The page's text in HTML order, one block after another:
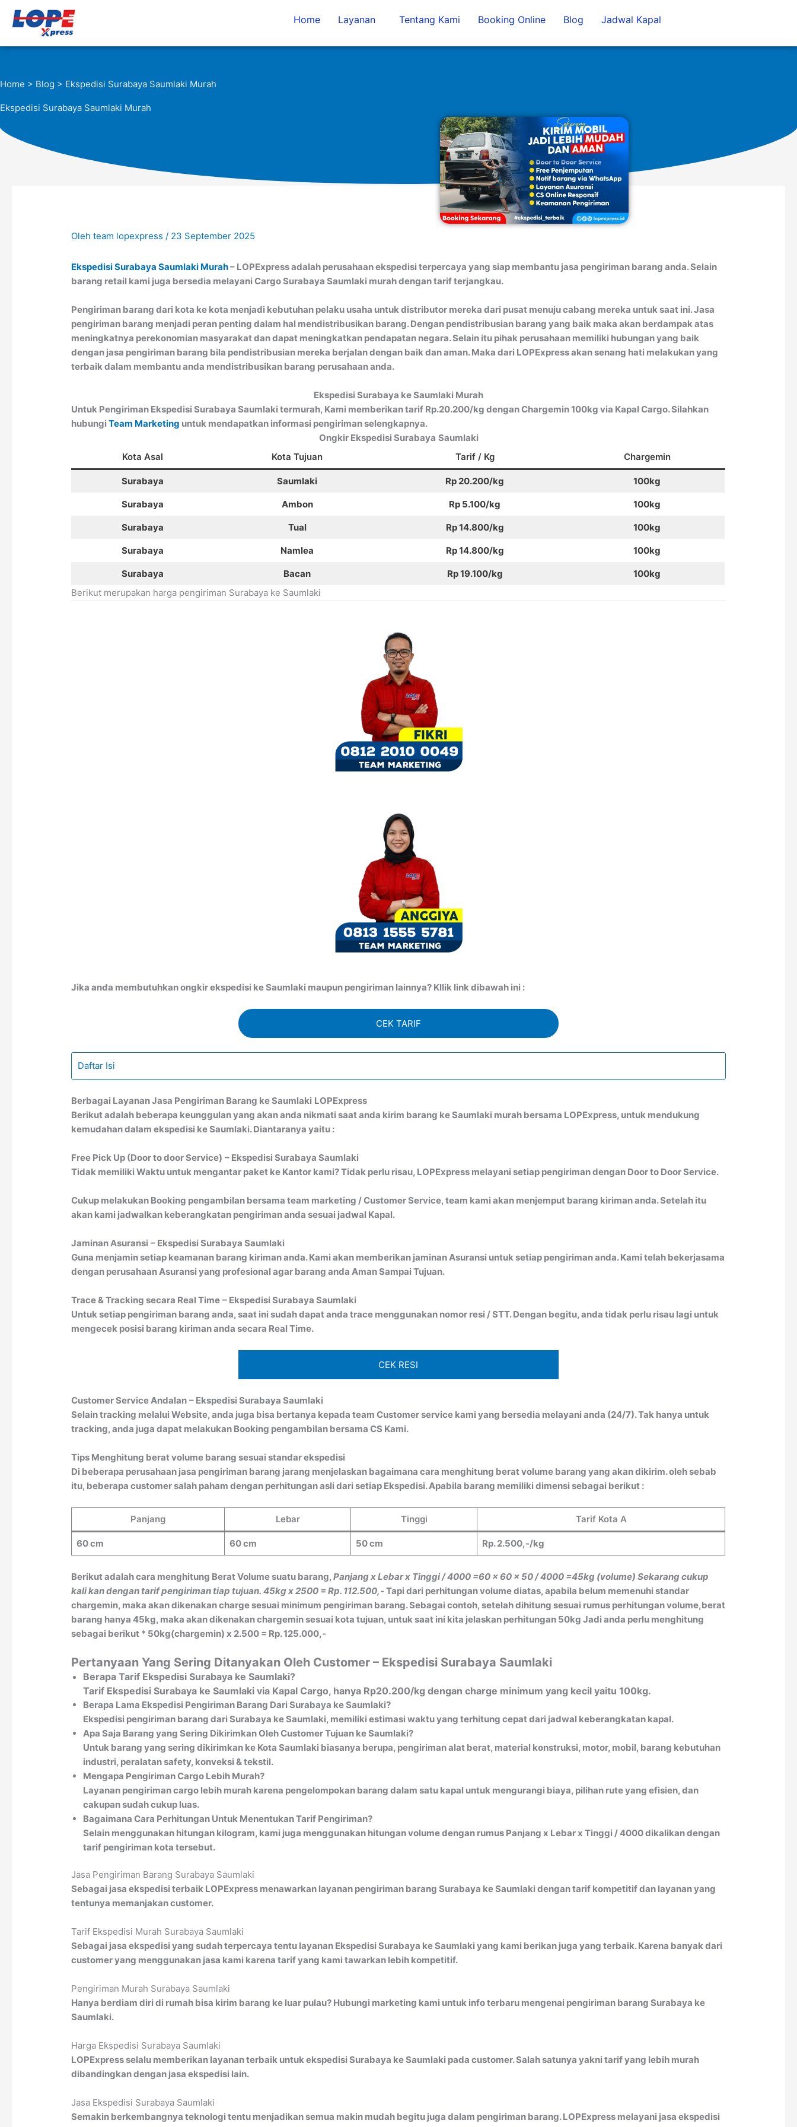
Home Layanan Tentang Kami Booking Online Blog Jadwal Kapal
Home > Blog > Ekspedisi Surabaya Saumlaki Murah
Ekspedisi Surabaya Saumlaki Murah
Olehteam lopexpress / 23 September 2025
Ekspedisi Surabaya Saumlaki Murah– LOPExpress adalah perusahaan ekspedisi terpercaya yang siap membantu jasa pengiriman barang anda. Selain
barang retail kami juga bersedia melayani Cargo Surabaya Saumlaki murah dengan tarif terjangkau.
Pengiriman barang dari kota ke kota menjadi kebutuhan pelaku usaha untuk distributor mereka dari pusat menuju cabang mereka untuk saat ini. Jasa
pengiriman barang menjadi peran penting dalam hal mendistribusikan barang. Dengan pendistribusian barang yang baik maka akan berdampak atas
meningkatnya perekonomian masyarakat dan dapat meningkatkan pendapatan negara. Selain itu pihak perusahaan memiliki hubungan yang baik
dengan jasa pengiriman barang bila pendistribusian mereka berjalan dengan baik dan aman. Maka dari LOPExpress akan senang hati melakukan yang
terbaik dalam membantu anda mendistribusikan barang perusahaan anda.
Ekspedisi Surabaya ke Saumlaki Murah
Untuk Pengiriman Ekspedisi Surabaya Saumlaki termurah, Kami memberikan tarif Rp.20.200/kg dengan Chargemin 100kg via Kapal Cargo. Silahkan
hubungiTeam Marketing untuk mendapatkan informasi pengiriman selengkapnya.
Ongkir Ekspedisi Surabaya Saumlaki
Kota Asal
Kota Tujuan Tarif / Kg Chargemin
Surabaya Saumlaki Rp 20.200/kg 100kg
Surabaya Ambon Rp 5.100/kg 100kg
Surabaya Tual Rp 14.800/kg 100kg
Surabaya Namlea Rp 14.800/kg 100kg
Surabaya Bacan Rp 19.100/kg
100kg
Berikut merupakan harga pengiriman Surabaya ke Saumlaki
Jika anda membutuhkan ongkir ekspedisi ke Saumlaki maupun pengiriman lainnya? Kllik link dibawah ini :
CEK TARIF
Daftar Isi
Berbagai Layanan Jasa Pengiriman Barang ke Saumlaki LOPExpress
Berikut adalah beberapa keunggulan yang akan anda nikmati saat anda kirim barang ke Saumlaki murah bersama LOPExpress, untuk mendukung
kemudahan dalam ekspedisi ke Saumlaki. Diantaranya yaitu :
Free Pick Up (Door to door Service) – Ekspedisi Surabaya Saumlaki
Tidak memiliki Waktu untuk mengantar paket ke Kantor kami? Tidak perlu risau, LOPExpress melayani setiap pengiriman dengan Door to Door Service.
Cukup melakukan Booking pengambilan bersama team marketing / Customer Service, team kami akan menjemput barang kiriman anda. Setelah itu
akan kami jadwalkan keberangkatan pengiriman anda sesuai jadwal Kapal.
Jaminan Asuransi – Ekspedisi Surabaya Saumlaki
Guna menjamin setiap keamanan barang kiriman anda. Kami akan memberikan jaminan Asuransi untuk setiap pengiriman anda. Kami telah bekerjasama
dengan perusahaan Asuransi yang profesional agar barang anda Aman Sampai Tujuan.
Trace & Tracking secara Real Time – Ekspedisi Surabaya Saumlaki
Untuk setiap pengiriman barang anda, saat ini sudah dapat anda trace menggunakan nomor resi / STT. Dengan begitu, anda tidak perlu risau lagi untuk
mengecek posisi barang kiriman anda secara Real Time.
CEK RESI
Customer Service Andalan – Ekspedisi Surabaya Saumlaki
Selain tracking melalui Website, anda juga bisa bertanya kepada team Customer service kami yang bersedia melayani anda (24/7). Tak hanya untuk
tracking, anda juga dapat melakukan Booking pengambilan bersama CS Kami.
Tips Menghitung berat volume barang sesuai standar ekspedisi
Di beberapa perusahaan jasa pengiriman barang jarang menjelaskan bagaimana cara menghitung berat volume barang yang akan dikirim. oleh sebab
itu, beberapa customer salah paham dengan perhitungan asli dari setiap Ekspedisi. Apabila barang memiliki dimensi sebagai berikut :
Panjang Lebar Tinggi Tarif Kota A
60 cm 60 cm 50 cm Rp. 2.500,-/kg
Berikut adalah cara menghitung Berat Volume suatu barang,Panjang x Lebar x Tinggi / 4000 =60 x 60 x 50 / 4000 =45kg (volume) Sekarang cukup
kali kan dengan tarif pengiriman tiap tujuan. 45kg x 2500 = Rp. 112.500,- Tapi dari perhitungan volume diatas, apabila belum memenuhi standar
chargemin, maka akan dikenakan charge sesuai minimum pengiriman barang. Sebagai contoh, setelah dihitung sesuai rumus perhitungan volume,berat
barang hanya 45kg, maka akan dikenakan chargemin sesuai kota tujuan, untuk saat ini kita jelaskan perhitungan 50kg Jadi anda perlu menghitung
sebagai berikut * 50kg(chargemin) x 2.500 = Rp. 125.000,-
Pertanyaan Yang Sering Ditanyakan Oleh Customer – Ekspedisi Surabaya Saumlaki
Berapa Tarif Ekspedisi Surabaya ke Saumlaki?
Tarif Ekspedisi Surabaya ke Saumlaki via Kapal Cargo, hanya Rp20.200/kg dengan charge minimum yang kecil yaitu 100kg.
Berapa Lama Ekspedisi Pengiriman Barang Dari Surabaya ke Saumlaki?
Ekspedisi pengiriman barang dari Surabaya ke Saumlaki, memiliki estimasi waktu yang terhitung cepat dari jadwal keberangkatan kapal.
Apa Saja Barang yang Sering Dikirimkan Oleh Customer Tujuan ke Saumlaki?
Untuk barang yang sering dikirimkan ke Kota Saumlaki biasanya berupa, pengiriman alat berat, material konstruksi, motor, mobil, barang kebutuhan
industri, peralatan safety, konveksi & tekstil.
Mengapa Pengiriman Cargo Lebih Murah?
Layanan pengiriman cargo lebih murah karena pengelompokan barang dalam satu kapal untuk mengurangi biaya, pilihan rute yang efisien, dan
cakupan sudah cukup luas.
Bagaimana Cara Perhitungan Untuk Menentukan Tarif Pengiriman?
Selain menggunakan hitungan kilogram, kami juga menggunakan hitungan volume dengan rumus Panjang x Lebar x Tinggi / 4000 dikalikan dengan
tarif pengiriman kota tersebut.
Jasa Pengiriman Barang Surabaya Saumlaki
Sebagai jasa ekspedisi terbaik LOPExpress menawarkan layanan pengiriman barang Surabaya ke Saumlaki dengan tarif kompetitif dan layanan yang
tentunya memanjakan customer.
Tarif Ekspedisi Murah Surabaya Saumlaki
Sebagai jasa ekspedisi yang sudah terpercaya tentu layanan Ekspedisi Surabaya ke Saumlaki yang kami berikan juga yang terbaik. Karena banyak dari
customer yang menggunakan jasa kami karena tarif yang kami tawarkan lebih kompetitif.
Pengiriman Murah Surabaya Saumlaki
Hanya berdiam diri di rumah bisa kirim barang ke luar pulau? Hubungi marketing kami untuk info terbaru mengenai pengiriman barang Surabaya ke
Saumlaki.
Harga Ekspedisi Surabaya Saumlaki
LOPExpress selalu memberikan layanan terbaik untuk ekspedisi Surabaya ke Saumlaki pada customer. Salah satunya yakni tarif yang lebih murah
dibandingkan dengan jasa ekspedisi lain.
Jasa Ekspedisi Surabaya Saumlaki
Semakin berkembangnya teknologi tentu menjadikan semua makin mudah begitu juga dalam pengiriman barang. LOPExpress melayani jasa ekspedisi